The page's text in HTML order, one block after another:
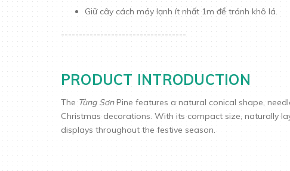
Giữ cây cách máy lạnh ít nhất 1m để tránh khô lá.
-----------------------------------
PRODUCT INTRODUCTION
TheTùng SơnPine features a natural conical shape,
Christmas decorations. With its compact size, naturally
displays throughout the festive season.